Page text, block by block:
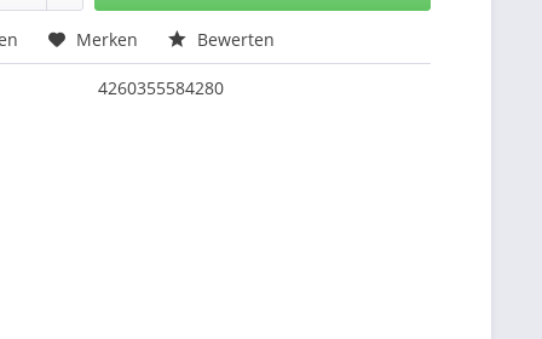
Merken Bewerten
4260355584280